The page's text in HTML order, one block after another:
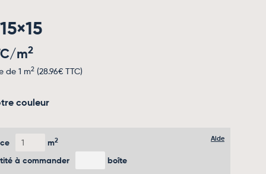
m2
de 1 m2(28.96€ TTC)
couleur
Aide
m2
à commander boîte